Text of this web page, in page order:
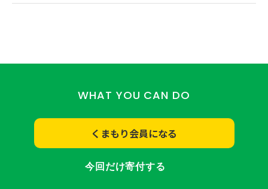
WHAT YOU CAN DO
くまもり会員になる
今回だけ寄付する